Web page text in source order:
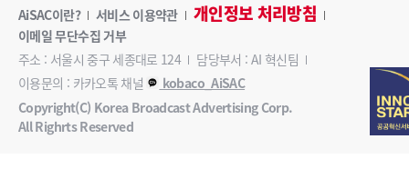
AiSAC이란? 서비스 이용약관 개인정보 처리방침
이메일 무단수집 거부
주소 : 서울시 중구 세종대로 124
담당부서 : AI 혁신팀
이용문의 : 카카오톡 채널
kobaco_AiSAC
Copyright(C) Korea Broadcast Advertising Corp.
All Righrts Reserved